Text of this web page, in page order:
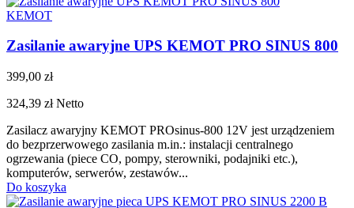
KEMOT
Zasilanie awaryjne UPS KEMOT PRO SINUS 800
399,00 zł
324,39 złNetto
Zasilacz awaryjny KEMOT PROsinus-800 12V jest urządzeniem
do bezprzerwowego zasilania m.in.: instalacji centralnego
ogrzewania (piece CO, pompy, sterowniki, podajniki etc.),
komputerów, serwerów, zestawów...
Do koszyka